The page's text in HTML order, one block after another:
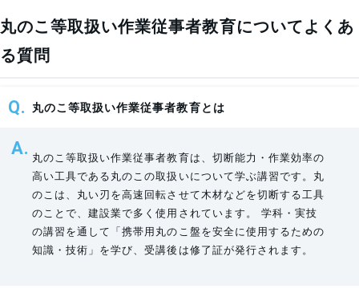
関係法令
関係条項等
時
2 実技教育
科目 範囲
時
間
携帯用丸のこ盤の正しい
・携帯用丸のこ盤の正し
い取扱い方法
法人様・団体様の講座受講はSATにお任せ
丸のこ等取扱い作業従事者教育についてよくあ
る質問
丸のこ等取扱い作業従事者教育とは
丸のこ等取扱い作業従事者教育は、切断能力・作業効率の
高い工具である丸のこの取扱いについて学ぶ講習です。丸
のこは、丸い刃を高速回転させて木材などを切断する工具
のことで、建設業で多く使用されています。 学科・実技
の講習を通して「携帯用丸のこ盤を安全に使用するための
知識・技術」を学び、受講後は修了証が発行されます。